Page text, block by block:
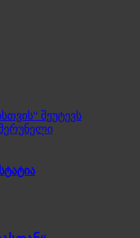
შეუტევს